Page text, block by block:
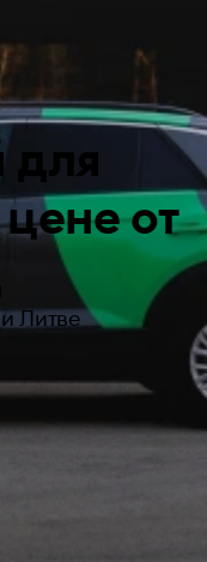
для
от
Литве